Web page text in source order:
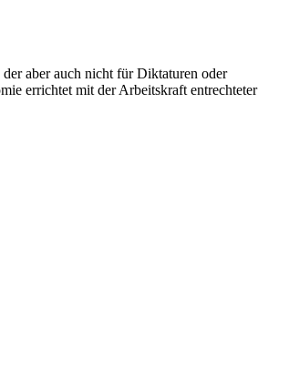
aber auch nicht für Diktaturen oder
errichtet mit der Arbeitskraft entrechteter